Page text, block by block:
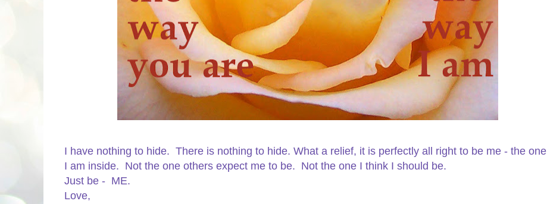
I have nothing to hide. There is nothing to hide. What a relief, it is perfectly all right to be me - the one
I am inside. Not the one others expect me to be. Not the one I think I should be.
Just be - ME.
Love,